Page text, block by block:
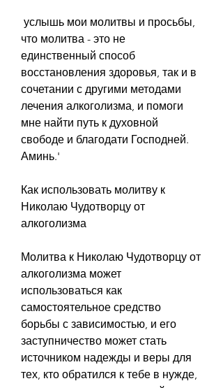
что молитва - это не
единственный способ
восстановления здоровья, так и в
сочетании с другими методами
лечения алкоголизма, и помоги
мне найти путь к духовной
свободе и благодати Господней.
Аминь.'
Как использовать молитву к
Николаю Чудотворцу от
алкоголизма
Молитва к Николаю Чудотворцу от
алкоголизма может
использоваться как
самостоятельное средство
борьбы с зависимостью, и его
заступничество может стать
источником надежды и веры для
тех, кто обратился к тебе в нужде,